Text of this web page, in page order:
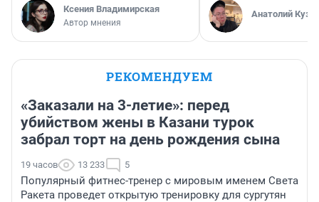
Ксения Владимирская
Автор мнения
Анатолий
РЕКОМЕНДУЕМ
«Заказали на 3-летие»: перед
убийством жены в Казани турок
забрал торт на день рождения сына
19 часов 13 233 5
Популярный фитнес-тренер с мировым именем Света
Ракета проведет открытую тренировку для сургутян